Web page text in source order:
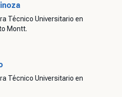
Técnico Universitario en
Montt.
Técnico Universitario en